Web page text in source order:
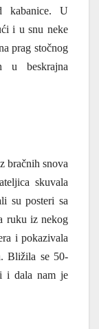
kabanice. U
i u snu neke
prag stočnog
u beskrajna
bračnih snova
skuvala
su posteri sa
ruku iz nekog
i pokazivala
Bližila se 50-
i dala nam je